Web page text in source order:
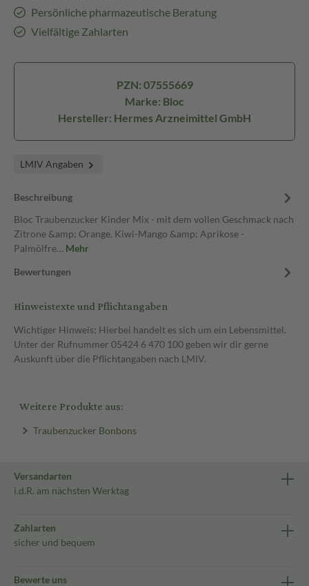
Persönliche pharmazeutische Beratung
Vielfältige Zahlarten
PZN: 07555669
Marke: Bloc
Hersteller: Hermes Arzneimittel GmbH
LMIV Angaben
Beschreibung
Bloc Traubenzucker Kinder Mix - mit dem vollen Geschmack nach
Zitrone &amp; Orange, Kiwi-Mango &amp; Aprikose -
Palmölfre… Mehr
Bewertungen
Hinweistexte und Pflichtangaben
Wichtiger Hinweis: Hierbei handelt es sich um ein Lebensmittel.
Unter der Rufnummer 05424 6 470 100 geben wir dir gerne
Auskunft über die Pflichtangaben nach LMIV.
Weitere Produkte aus:
Traubenzucker Bonbons
Versandarten
i.d.R. am nächsten Werktag
Zahlarten
sicher und bequem
Bewerte uns